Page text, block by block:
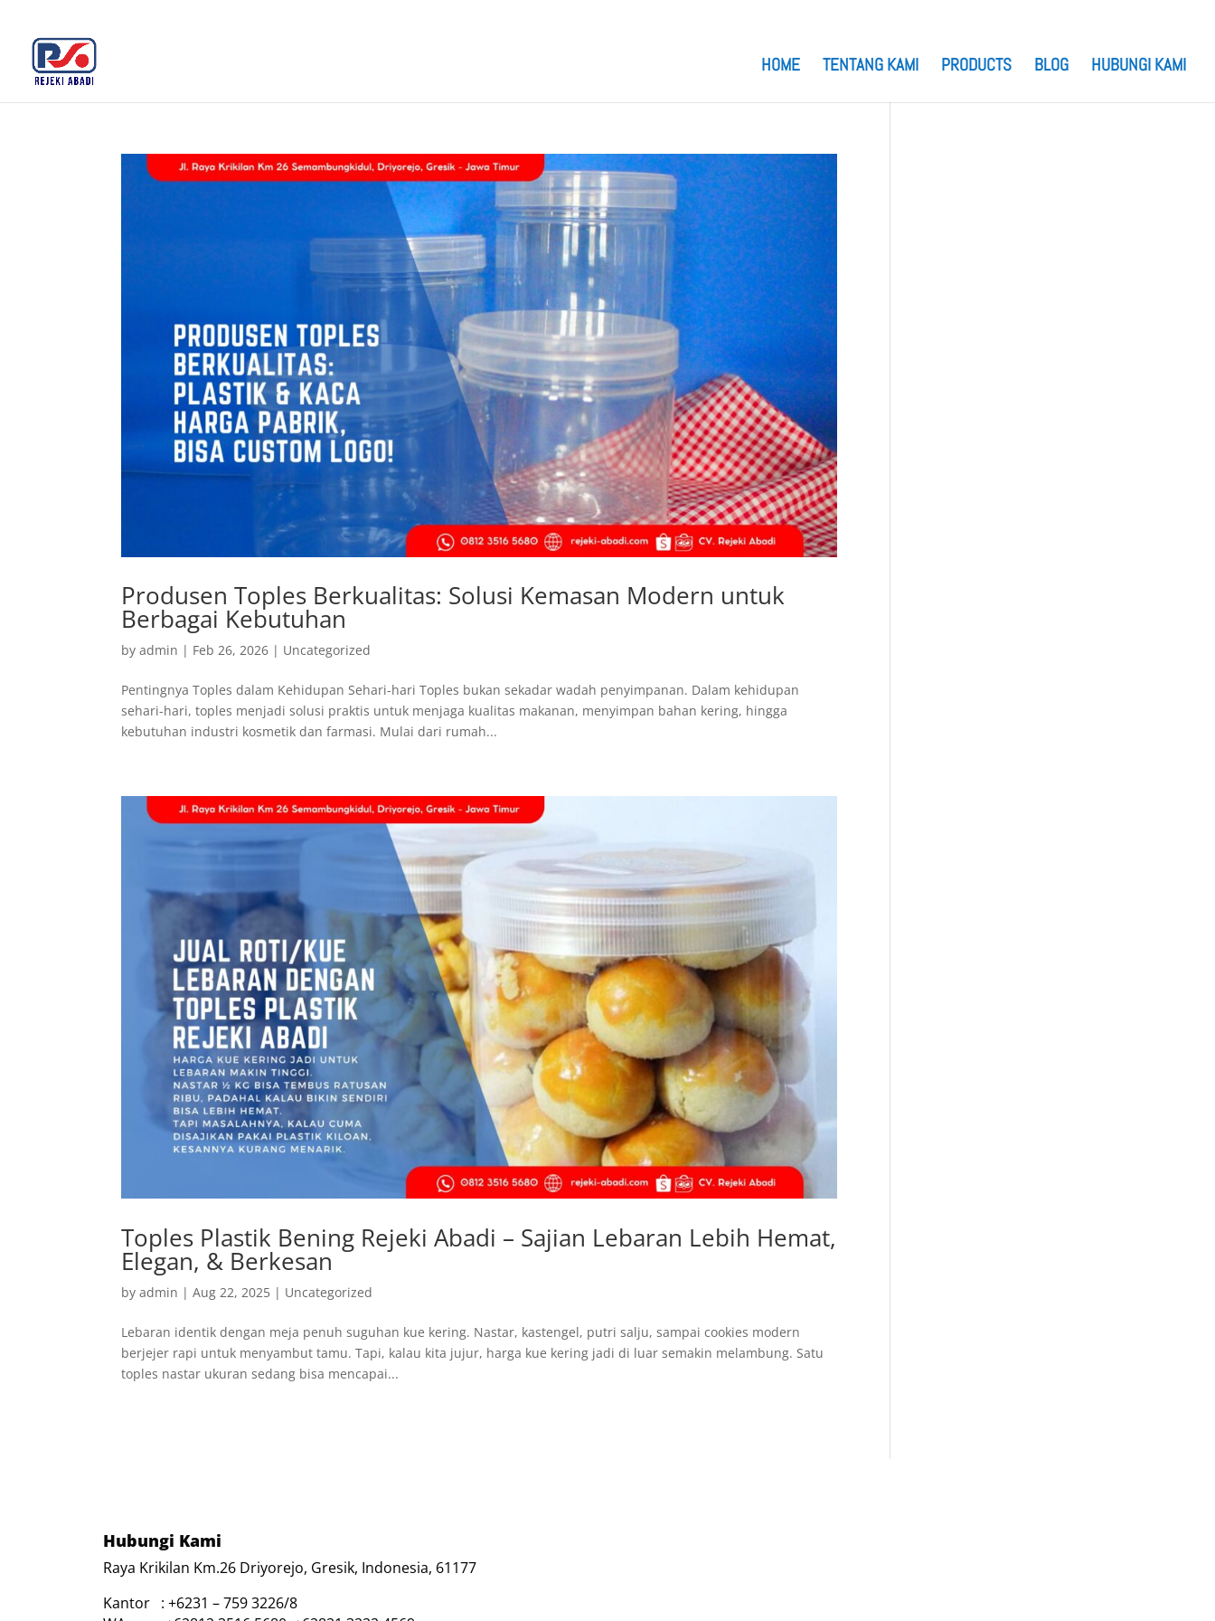
HOME TENTANG KAMI PRODUCTS BLOG HUBUNGI KAMI
Produsen Toples Berkualitas: Solusi Kemasan Modern untuk
Berbagai Kebutuhan
byadmin | Feb 26, 2026 | Uncategorized
Pentingnya Toples dalam Kehidupan Sehari-hari Toples bukan sekadar wadah penyimpanan. Dalam kehidupan
sehari-hari, toples menjadi solusi praktis untuk menjaga kualitas makanan, menyimpan bahan kering, hingga
kebutuhan industri kosmetik dan farmasi. Mulai dari rumah...
Toples Plastik Bening Rejeki Abadi – Sajian Lebaran Lebih Hemat,
Elegan, & Berkesan
byadmin |Aug 22, 2025 | Uncategorized
Lebaran identik dengan meja penuh suguhan kue kering. Nastar, kastengel, putri salju, sampai cookies modern
berjejer rapi untuk menyambut tamu. Tapi, kalau kita jujur, harga kue kering jadi di luar semakin melambung. Satu
toples nastar ukuran sedang bisa mencapai...
Hubungi Kami
Raya Krikilan Km.26 Driyorejo, Gresik, Indonesia, 61177
Kantor : +6231 – 759 3226/8